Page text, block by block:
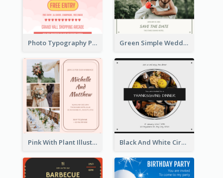
Photo Typography Party Invitation Design Templates Green Simple Wedding Photo Wedding Invitation
Pink With Plant Illustration Wedding Party Invitation Black And White Circle Photo Thanksgiving Dinner Invitation